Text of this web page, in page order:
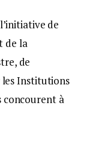
de
de la
de
les Institutions
concourent à